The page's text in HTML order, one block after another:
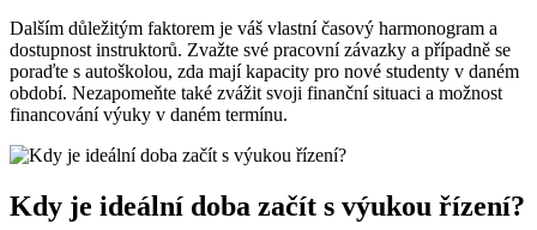
Dalším ⁢důležitým faktorem⁤ je váš⁣ vlastní časový harmonogram⁢ a
dostupnost instruktorů. ‍Zvažte své pracovní‌ závazky a případně se
poraďte⁢ s autoškolou,‌ zda ‍mají kapacity pro nové studenty v⁢ daném
⁤období. Nezapomeňte⁣ také zvážit svoji finanční situaci a možnost‍
financování výuky v daném⁤ termínu.
Kdy je ideální ⁤doba ‍začít s výukou řízení?